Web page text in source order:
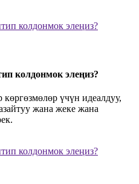
колдонмок элеңиз?
үчүн идеалдуу,
жана жеке жана